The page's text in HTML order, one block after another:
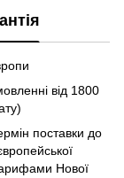
від 1800
поставки до
Нової